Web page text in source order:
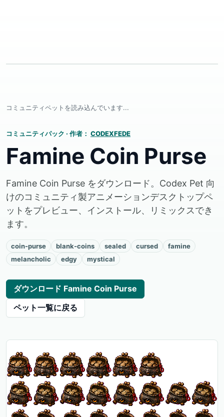
コミュニティペットを読み込んでいます...
コミュニティパック · 作者： CODEXFEDE
Famine Coin Purse
Famine Coin Purse をダウンロード。Codex Pet 向
けのコミュニティ製アニメーションデスクトップペ
ットをプレビュー、インストール、リミックスでき
ます。
coin-purse blank-coins sealed cursed
famine
melancholic
edgy mystical
ダウンロード Famine Coin Purse
ペット一覧に戻る